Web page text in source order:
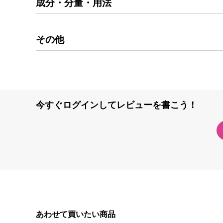
成分・分量・用法
その他
今すぐログインしてレビューを書こう！
あわせて買いたい商品